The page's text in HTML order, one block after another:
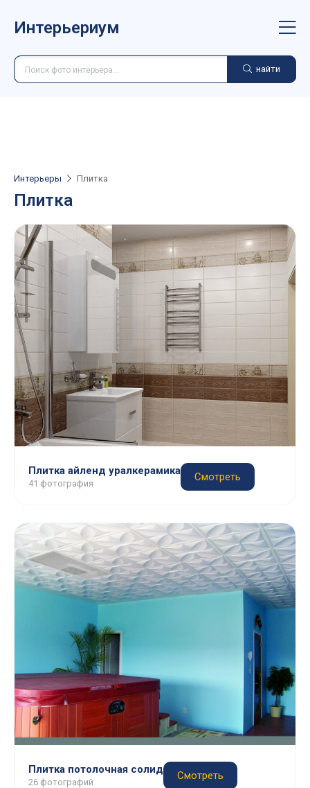
Интерьериум
найти
Интерьеры Плитка
Плитка
Плитка айленд уралкерамика
41 фотография
Смотреть
Плитка потолочная солид
26 фотографий
Смотреть